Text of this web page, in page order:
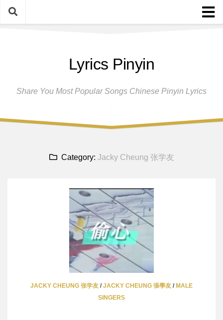
Skip
Disclaimer And Privacy Policy
Lyrics Pinyin
Share You Most Popular Songs Chinese Pinyin Lyrics
Category: Jacky Cheung 张学友
JACKY CHEUNG 张学友 / JACKY CHEUNG 張學友 / MALE
SINGERS